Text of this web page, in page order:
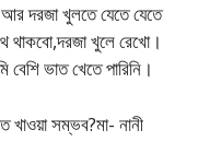
দরজা খুলতে যেতে যেতে
থাকবো,দরজা খুলে রেখো।
ভাত খেতে পারিনি।
খাওয়া সম্ভব?মা- নানী